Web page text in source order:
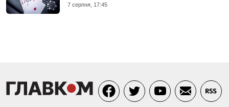
7 серпня, 17:45